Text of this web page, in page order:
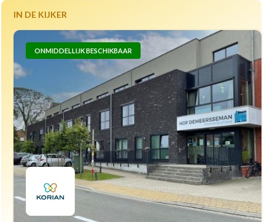
IN DE KIJKER
ONMIDDELLIJK BESCHIKBAAR